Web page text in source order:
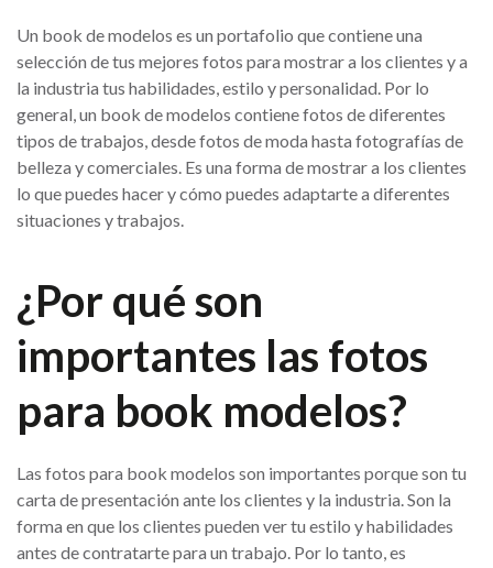
Un book de modelos es un portafolio que contiene una
selección de tus mejores fotos para mostrar a los clientes y a
la industria tus habilidades, estilo y personalidad. Por lo
general, un book de modelos contiene fotos de diferentes
tipos de trabajos, desde fotos de moda hasta fotografías de
belleza y comerciales. Es una forma de mostrar a los clientes
lo que puedes hacer y cómo puedes adaptarte a diferentes
situaciones y trabajos.
¿Por qué son
importantes las fotos
para book modelos?
Las fotos para book modelos son importantes porque son tu
carta de presentación ante los clientes y la industria. Son la
forma en que los clientes pueden ver tu estilo y habilidades
antes de contratarte para un trabajo. Por lo tanto, es